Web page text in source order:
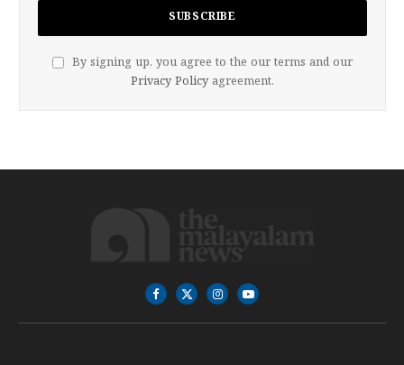
By signing up, you agree to the our terms and our
Privacy Policy agreement.
Facebook
X
(Twitter)
InstagramYouTube